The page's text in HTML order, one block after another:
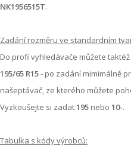
NK1956515T.
Zadání rozměru ve standardním
Do profi vyhledávače můžete
195/65 R15- po zadání mimimálně
našeptávač, ze kterého můžete
Vyzkoušejte si zadat195 nebo 10-.
Tabulka s kódy výrobců: